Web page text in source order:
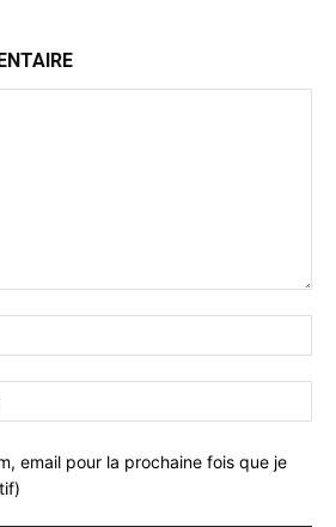
email pour la prochaine fois que je